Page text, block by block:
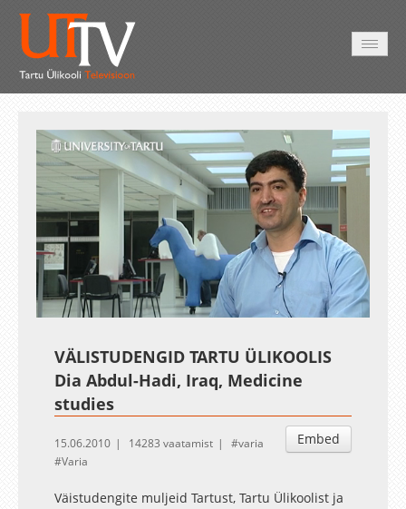
Unmute Loaded:
23.44%
Esituskiirused
Auto
VÄLISTUDENGID TARTU ÜLIKOOLIS
Dia Abdul-Hadi, Iraq, Medicine
studies
Embed
15.06.2010 14283 vaatamist
varia
Varia
Väistudengite muljeid Tartust, Tartu Ülikoolist ja